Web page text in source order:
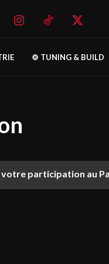
⚙️ TUNING & BUILD
participation au